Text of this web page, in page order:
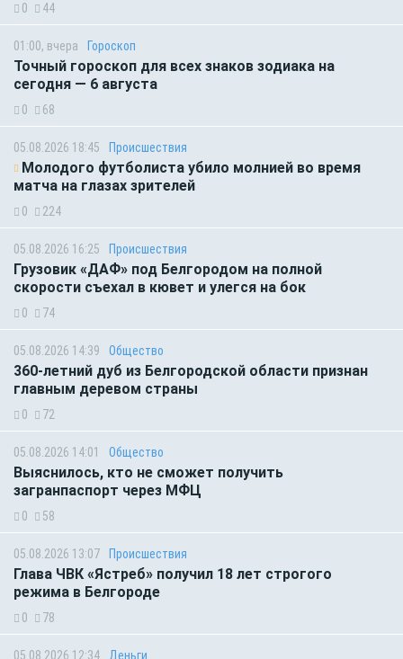
0 44
01:00, вчера Гороскоп
Точный гороскоп для всех знаков зодиака на
сегодня — 6 августа
0 68
05.08.2026 18:45 Происшествия
Молодого футболиста убило молнией во время
матча на глазах зрителей
0 224
05.08.2026 16:25 Происшествия
Грузовик «ДАФ» под Белгородом на полной
скорости съехал в кювет и улегся на бок
0 74
05.08.2026 14:39 Общество
360-летний дуб из Белгородской области признан
главным деревом страны
0 72
05.08.2026 14:01 Общество
Выяснилось, кто не сможет получить
загранпаспорт через МФЦ
0 58
05.08.2026 13:07 Происшествия
Глава ЧВК «Ястреб» получил 18 лет строгого
режима в Белгороде
0 78
05.08.2026 12:34 Деньги